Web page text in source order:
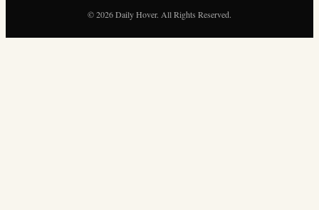
© 2026 Daily Hover. All Rights Reserved.